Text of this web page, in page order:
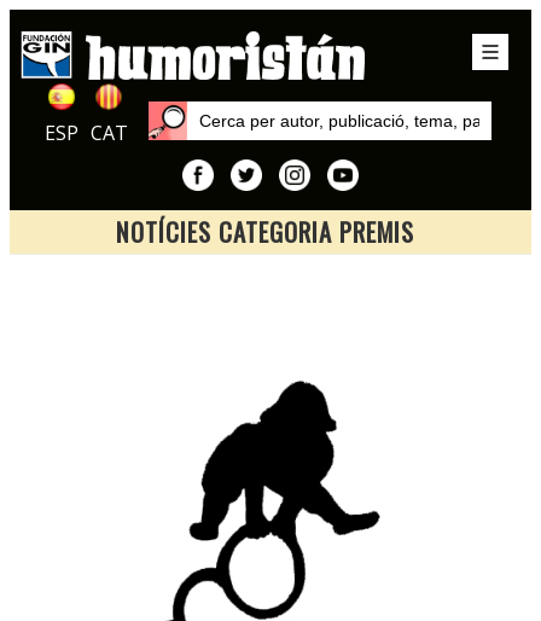
ESP CAT
NOTÍCIES CATEGORIA PREMIS